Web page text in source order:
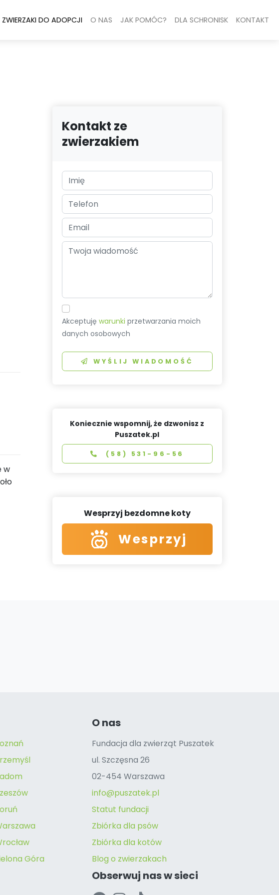
ZWIERZAKI DO ADOPCJI O NAS JAK POMÓC? DLA SCHRONISK KONTAKT
w
Kontakt ze
zwierzakiem
Akceptujęwarunki przetwarzania moich
danych osobowych
WYŚLIJ WIADOMOŚĆ
Koniecznie wspomnij, że dzwonisz z
Puszatek.pl
(58) 531-96-56
Wesprzyj bezdomne koty
Wesprzyj
Góra
O nas
Fundacja dla zwierząt Puszatek
ul. Szczęsna 26
02-454 Warszawa
info@puszatek.pl
Statut fundacji
Zbiórka dla psów
Zbiórka dla kotów
Blog o zwierzakach
Obserwuj nas w sieci